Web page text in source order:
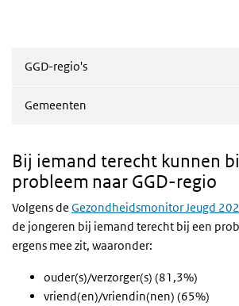
GGD-regio's
Gemeenten
Bij iemand terecht kunnen
probleem naar GGD-regio
Volgens de Gezondheidsmonitor Jeugd
de jongeren bij iemand terecht bij een
ergens mee zit, waaronder:
ouder(s)/verzorger(s) (81,3%)
vriend(en)/vriendin(nen) (65%)